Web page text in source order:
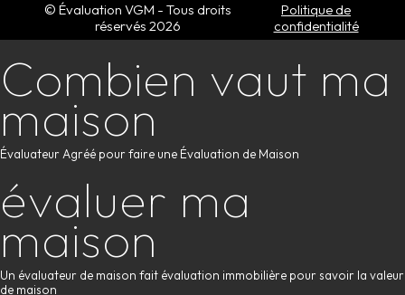
© Évaluation VGM - Tous droits
réservés 2026
Politique de
confidentialité
Combien vaut ma
maison
Évaluateur Agréé pour faire une Évaluation de Maison
évaluer ma
maison
Un évaluateur de maison fait évaluation immobilière pour savoir la valeur
de maison